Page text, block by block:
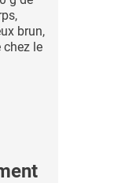
brun,
chez le